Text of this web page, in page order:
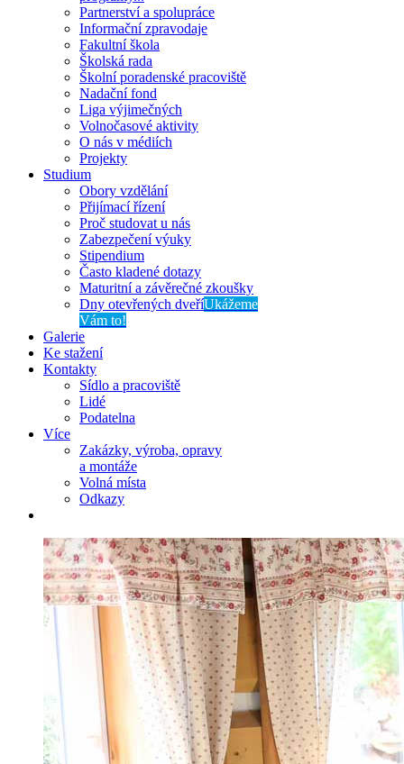
Partnerství a spolupráce
Informační zpravodaje
Fakultní škola
Školská rada
Školní poradenské pracoviště
Nadační fond
Liga výjimečných
Volnočasové aktivity
O nás v médiích
Projekty
Studium
Obory vzdělání
Přijímací řízení
Proč studovat u nás
Zabezpečení výuky
Stipendium
Často kladené dotazy
Maturitní a závěrečné zkoušky
Dny otevřených dveříUkážeme
Vám to!
Galerie
Ke stažení
Kontakty
Sídlo a pracoviště
Lidé
Podatelna
Více
Zakázky, výroba, opravy
a montáže
Volná místa
Odkazy